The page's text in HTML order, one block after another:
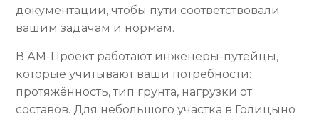
документации, чтобы пути соответствовали
вашим задачам и нормам.
В АМ-Проект работают инженеры-путейцы,
которые учитывают ваши потребности:
протяжённость, тип грунта, нагрузки от
составов. Для небольшого участка в Голицыно